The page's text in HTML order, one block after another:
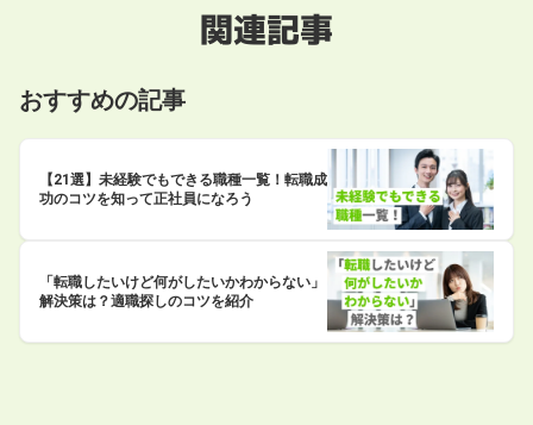
関連記事
おすすめの記事
【21選】未経験でもできる職種一覧！転職成
功のコツを知って正社員になろう
「転職したいけど何がしたいかわからない」
解決策は？適職探しのコツを紹介